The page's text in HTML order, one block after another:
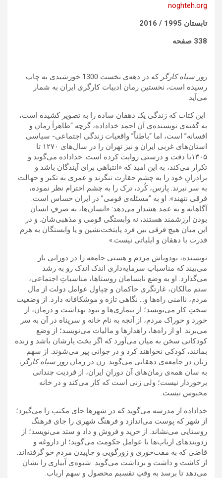
noghteh.org
تابستان 1995 / 2016
338 صفحه
روز سیاه کارگر
که در دهه‌ی نخست 1300 خورشیدی به چاپ
رسیده است، نخستین رمان ادبیات کارگری ایران به شمار
می‌آید.
این کتاب که زندگی یک دهقان ساده را به تصویر کشیده است،
به گفته‌ی نویسنده‌ی آن احمد خداداده، گرچه “ظاهراً رمان و
افسانه” است، اما “باطناً” واقعیات زندگی اجتماعی- سیاسی
استان‌های غربی ایران و نیز تهران را در سال‌های ۱۲۷۰ تا
۱۳۰۵با دقت و درستی روایت کرده است. خداداده می‌گوید و
تکرار می‌کند، به این امید که «انتباهی برای آیندگان باشد و
برادرانِ خود را به چشم حقارت ننگرند و عمری به تکبر و جهالت
به سر نبرند. پارس، کُرد، ترک را به چشم احترام نظر نموده،
فرقی ننهند». او به ”مسئله‌ی قومی” در ایران حساس است.
آگاهانه و به عمد هشدار می‌دهد: «انسان‌ها، به صرفِ انسان
بودن ارزشمند هستند، نه وابستگی قومی و مذهبی‌شان. و در
این میان هیچ فرقی بین فرد پایتخت‌نشین و یا وابستگان به هرم
قدرت با دهقان و ایلیاتی نیست.»
نویسنده، بودوباش مردم و هستی جامعه را در دورانی باز
می‌بیند که مناسباتِ سرمایه‌داری اندک اندک رو به رشد
می‌گذارد. او به وضع نابسامان روستاها، مناسباتِ اجتماعی،
ستم مالکان، غارتگری حاکمان و چپاول عوامل دولت از مال
مردم، ناامنی راه‌ها و… نگاهی تازه و موشکافانه دارد. از وضعیت
سختِ کار می‌نویسد؛ از بیماری‌ها و نبود بهداشت و درمان، از
خورد و خوراک مردم، از آنچه به نام خانه و سرپناه در آن به سر
می‌برند. او از راه‌ها، راهدارها و مالیات می‌نویسد؛ از وضع
کودکانی سخن به میان می‌آورد که اگر بخت یارشان باشد و زنده
بمانند، کودکی نخواهند کرد و در جوانی پیر می‌شوند. از سهم
زنان در جامعه‌ی دهقانی می‌گوید. زن در رمان روز سیاه کارگر،
به سان همه‌ی رمان‌های آن دوران ایران، از فردیت چندانی
برخوردار نیست؛ ولی زنی است که کار می‌کند و در خانه
محبوس نیست.
خداداده از مدرسه می‌گوید که در شهرها جای مکتب را می‌گیرد؛
از شهر که پوست می‌اندازد و فرهنگ شهری را جای فرهنگ
روستایی می‌نشاند‌. از خرید و فروش و داد و ستد می‌نویسد؛ از
زدوبندهای ارباب‌ها با عوامل حکومت می‌گوید؛ از داروغه و
قاضی که به مفت‌خوری و زورگویی و چاپیدن مردم خو گرفته‌اند.
از کاشت و داشت و برداشت می‌گوید. شیوه‌ی آبیاری را نشان
می‌دهد تا برسد به وقتِ تقسیم محصول و سهم ارباب.